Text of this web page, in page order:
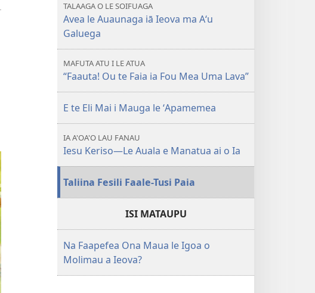
Atua?
TALAAGA O LE SOIFUAGA
Avea le Auaunaga iā Ieova ma Aʻu
Galuega
MAFUTA ATU I LE ATUA
“Faauta! Ou te Faia ia Fou Mea Uma Lava”
E te Eli Mai i Mauga le ʻApamemea
IA A'OA'O LAU FANAU
Iesu Keriso​—Le Auala e Manatua ai o Ia
Taliina Fesili Faale-Tusi Paia
ISI MATAUPU
Na Faapefea Ona Maua le Igoa o
Molimau a Ieova?